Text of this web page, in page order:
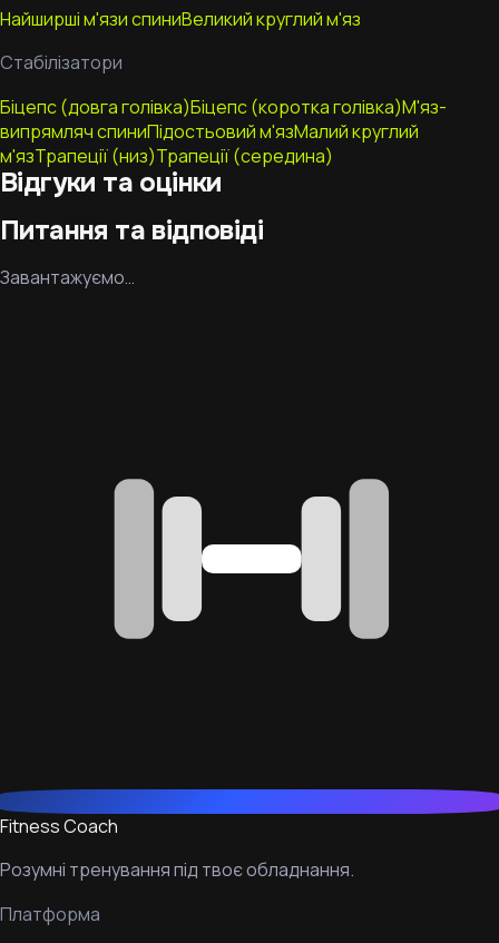
Найширші м'язи спиниВеликий круглий м'яз
Стабілізатори
Біцепс (довга голівка)Біцепс (коротка голівка)М'яз-
випрямляч спиниПідостьовий м'язМалий круглий
м'язТрапеції (низ)Трапеції (середина)
Відгуки та оцінки
Питання та відповіді
Завантажуємо…
Fitness Coach
Розумні тренування під твоє обладнання.
Платформа